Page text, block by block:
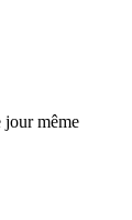
même